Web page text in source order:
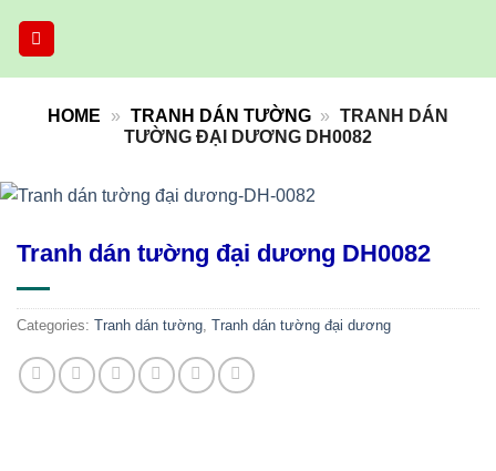
HOME » TRANH DÁN TƯỜNG » TRANH DÁN
TƯỜNG ĐẠI DƯƠNG DH0082
Tranh dán tường đại dương DH0082
Categories: Tranh dán tường, Tranh dán tường đại dương